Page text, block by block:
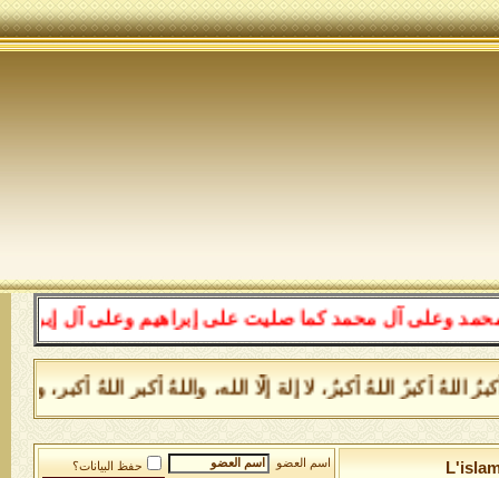
محمد كما صليت على إبراهيم وعلى آل إبراهيم إنك حميد
اللهُ أكبرُ، لا إلهَ إلَّا الله، واللهُ أكبر اللهُ أكبر، ولله
اسم العضو
حفظ البيانات؟